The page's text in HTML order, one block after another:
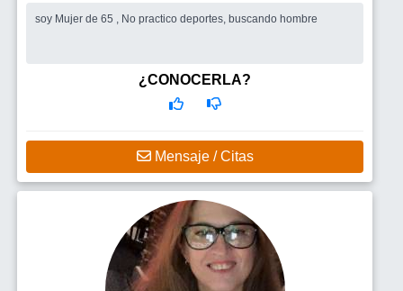
soy Mujer de 65 , No practico deportes, buscando hombre
¿CONOCERLA?
Mensaje / Citas